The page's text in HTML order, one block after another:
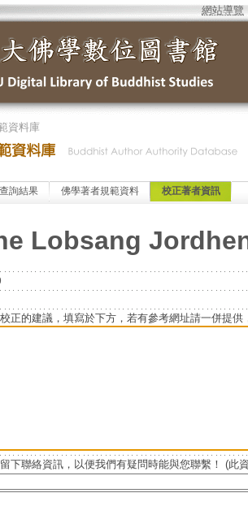
網站導覽
資料庫
查詢結果 佛學著者規範資料 校正著者資訊
Lobsang
正的建議，填寫於下方，若有參考網址請一併提供
下聯絡資訊，以便我們有疑問時能與您聯繫！ (此